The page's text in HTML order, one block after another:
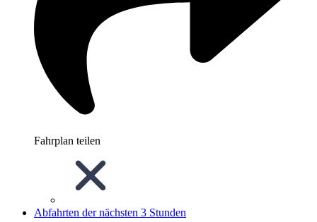
Fahrplan teilen
Abfahrten der nächsten 3 Stunden